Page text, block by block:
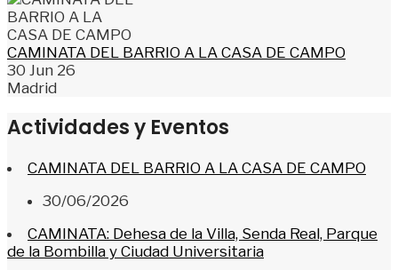
CAMINATA DEL BARRIO A LA CASA DE CAMPO
30 Jun 26
Madrid
Actividades y Eventos
CAMINATA DEL BARRIO A LA CASA DE CAMPO
30/06/2026
CAMINATA: Dehesa de la Villa, Senda Real, Parque
de la Bombilla y Ciudad Universitaria